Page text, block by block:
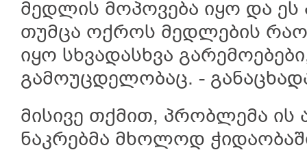
მედლის მოპოვება იყო და
თუმცა ოქროს მედლების
იყო სხვადასხვა
გამოუცდელობაც. -
მისივე თქმით, პრობლემა
ნაკრებმა მხოლოდ